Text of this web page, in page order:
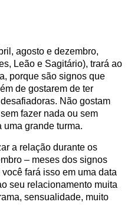
agosto e dezembro,
Leão e Sagitário), trará ao
porque são signos que
de gostarem de ter
Não gostam
fazer nada ou sem
uma grande turma.
a relação durante os
– meses dos signos
fará isso em uma data
seu relacionamento muita
sensualidade, muito